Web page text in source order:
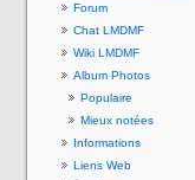
Forum
Chat LMDMF
Wiki LMDMF
Album Photos
Populaire
Mieux notées
Informations
Liens Web